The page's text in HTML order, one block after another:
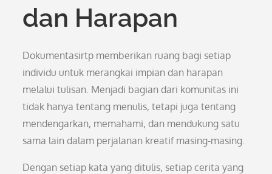
dan Harapan
Dokumentasirtp memberikan ruang bagi setiap
individu untuk merangkai impian dan harapan
melalui tulisan. Menjadi bagian dari komunitas ini
tidak hanya tentang menulis, tetapi juga tentang
mendengarkan, memahami, dan mendukung satu
sama lain dalam perjalanan kreatif masing-masing.
Dengan setiap kata yang ditulis, setiap cerita yang